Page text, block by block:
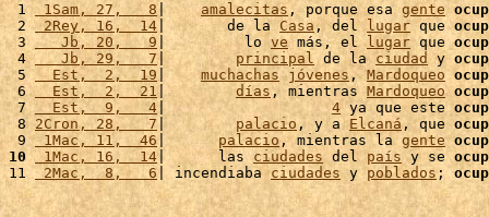
1 1Sam, 27,   8 | amalecitas , porque esa gente
2 2Rey, 16,  14 |       de la Casa , del lugar que
3
   Jb, 20,   9
|         lo ve más, el lugar que
4
   Jb, 29,   7
| principal de la ciudad y
5
  Est,  2,  19
| muchachas jóvenes, Mardoqueo
6
  Est,  2,  21
| días, mientras Mardoqueo
7
  Est,  9,   4
| 4 ya que este
8 2Cron, 28,   7 | palacio , y a Elcaná , que
9 1Mac, 11,  46 | palacio , mientras la gente
10
1Mac, 16,  14|      las ciudades del país y se
11 2Mac,  8,   6 | incendiaba ciudades y poblados ;